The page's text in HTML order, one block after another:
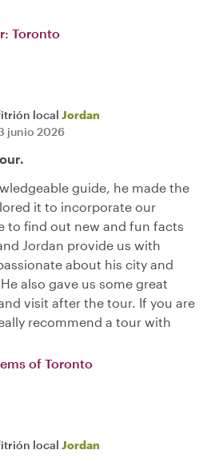
Toronto
local Jordan
junio 2026
guide, he made the
it to incorporate our
to find out new and fun facts
Jordan provide us with
about his city and
also gave us some great
visit after the tour. If you are
recommend a tour with
of Toronto
local Jordan